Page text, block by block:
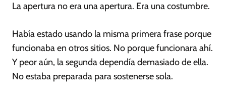
La apertura no era una apertura. Era una costumbre.
Había estado usando la misma primera frase porque
funcionaba en otros sitios. No porque funcionara ahí.
Y peor aún, la segunda dependía demasiado de ella.
No estaba preparada para sostenerse sola.